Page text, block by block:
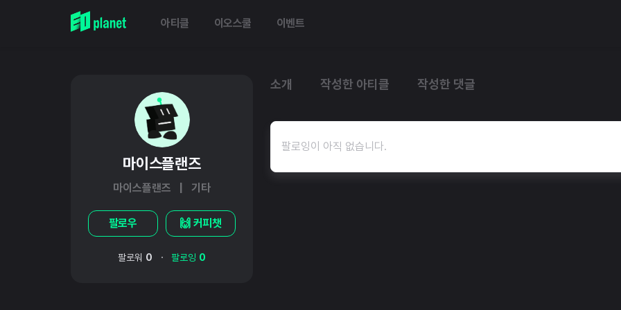
아티클 이오스쿨 이벤트
마이스플랜즈
마이스플랜즈 | 기타
팔로우 🙌 커피챗
팔로워 0 ·팔로잉 0
소개 작성한 아티클 작성한 댓글
팔로잉이 아직 없습니다.